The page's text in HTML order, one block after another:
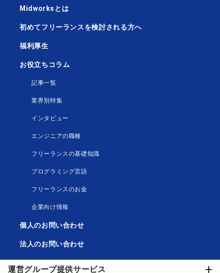
Midworksとは
初めてフリーランスを検討される方へ
福利厚生
お役立ちコラム
記事一覧
業界別特集
インタビュー
エンジニアの職種
フリーランスの基礎知識
プログラミング言語
フリーランスのお金
企業向け情報
個人のお問い合わせ
法人のお問い合わせ
運営グループ提供サービス